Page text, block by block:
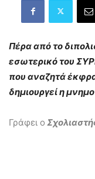
Πέρα από το
εσωτερικό του
που αναζητά
δημιουργεί η
Γράφει ο